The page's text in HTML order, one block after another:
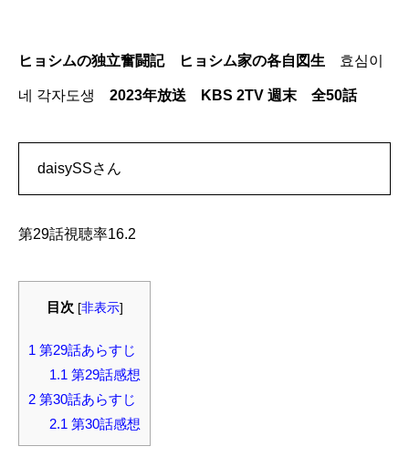
ヒョシムの独立奮闘記 ヒョシム家の各自図生 효심이
네 각자도생 2023年放送 KBS 2TV 週末 全50話
daisySSさん
第29話視聴率16.2
目次 [非表示]
1 第29話あらすじ
1.1 第29話感想
2 第30話あらすじ
2.1 第30話感想